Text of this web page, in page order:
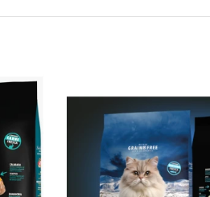
DETAILS